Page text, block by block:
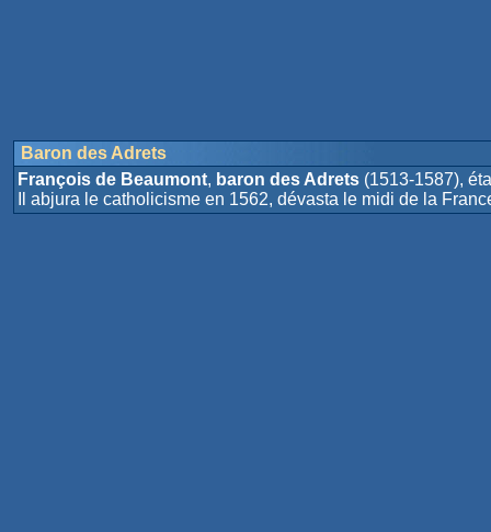
Baron des Adrets
François de Beaumont, baron des Adrets (1513-1587),
Il abjura le catholicisme en 1562, dévasta le midi de la